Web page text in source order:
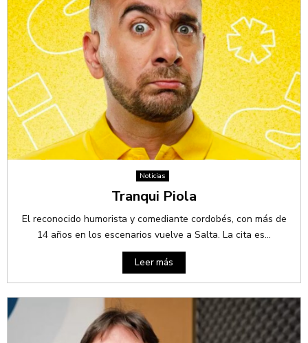
Noticias
Tranqui Piola
El reconocido humorista y comediante cordobés, con más de
14 años en los escenarios vuelve a Salta. La cita es...
Leer más